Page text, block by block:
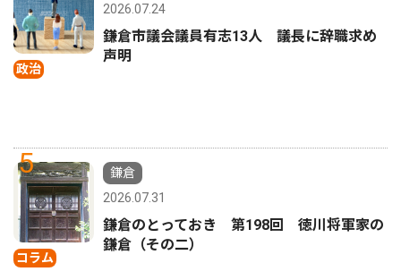
政治
2026.07.24
鎌倉市議会議員有志13人 議長に辞職求め
声明
5
コラム
鎌倉
2026.07.31
鎌倉のとっておき 第198回 徳川将軍家の
鎌倉（その二）